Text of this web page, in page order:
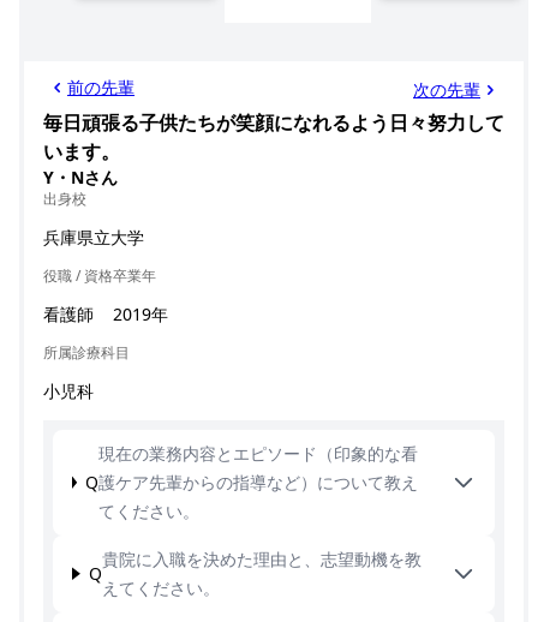
前の先輩 次の先輩
毎日頑張る子供たちが笑顔になれるよう日々努力して
います。
Y・Nさん
出身校
兵庫県立大学
役職 / 資格
看護師
卒業年
2019年
所属診療科目
小児科
Q
現在の業務内容とエピソード（印象的な看
護ケア先輩からの指導など）について教え
てください。
Q
貴院に入職を決めた理由と、志望動機を教
えてください。